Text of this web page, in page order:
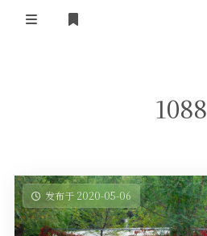
关于黄河
黄河使命
政策法规
活动竞赛
无线电资料
BA4II
器材专区
1088
发布于 2020-05-06